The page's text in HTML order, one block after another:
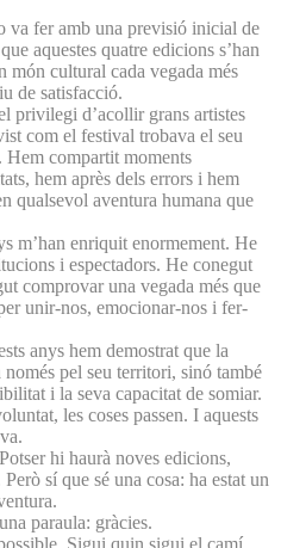
va fer amb una previsió inicial de
aquestes quatre edicions s’han
món cultural cada vegada més
de satisfacció.
privilegi d’acollir grans artistes
com el festival trobava el seu
compartit moments
hem après dels errors i hem
qualsevol aventura humana que
m’han enriquit enormement. He
i espectadors. He conegut
comprovar una vegada més que
unir-nos, emocionar-nos i fer-
anys hem demostrat que la
pel seu territori, sinó també
i la seva capacitat de somiar.
les coses passen. I aquests
hi haurà noves edicions,
sí que sé una cosa: ha estat un
paraula: gràcies.
Sigui quin sigui el camí